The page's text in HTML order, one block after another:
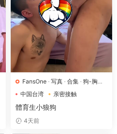
FansOne · 写真 · 合集 · 狗-胸肌|
微胖 · 狼-强肌肉|壮硕
排骨
中国台湾
亲密接触
体育生
體育生小狼狗
4天前